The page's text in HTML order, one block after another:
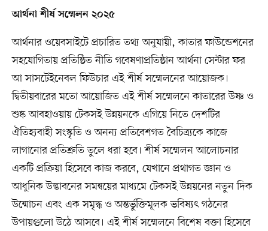
আর্থনা শীর্ষ সম্মেলন ২০২৫
আর্থনার ওয়েবসাইটে প্রচারিত তথ্য অনুযায়ী, কাতার ফাউন্ডেশনের
সহযোগিতায় প্রতিষ্ঠিত নীতি গবেষণাপ্রতিষ্ঠান আর্থনা সেন্টার ফর
আ সাসটেইনেবল ফিউচার এই শীর্ষ সম্মেলনের আয়োজক।
দ্বিতীয়বারের মতো আয়োজিত এই শীর্ষ সম্মেলনে কাতারের উষ্ণ ও
শুষ্ক আবহাওয়ায় টেকসই উন্নয়নকে এগিয়ে নিতে দেশটির
ঐতিহ্যবাহী সংস্কৃতি ও অনন্য প্রতিবেশগত বৈচিত্র্যকে কাজে
লাগানোর প্রতিশ্রুতি তুলে ধরা হবে। শীর্ষ সম্মেলন আলোচনার
একটি প্রক্রিয়া হিসেবে কাজ করবে, যেখানে প্রথাগত জ্ঞান ও
আধুনিক উদ্ভাবনের সমন্বয়ের মাধ্যমে টেকসই উন্নয়নের নতুন দিক
উন্মোচন এবং এক সমৃদ্ধ ও অন্তর্ভুক্তিমূলক ভবিষ্যৎ গঠনের
উপায়গুলো উঠে আসবে। এই শীর্ষ সম্মেলনে বিশেষ বক্তা হিসেবে